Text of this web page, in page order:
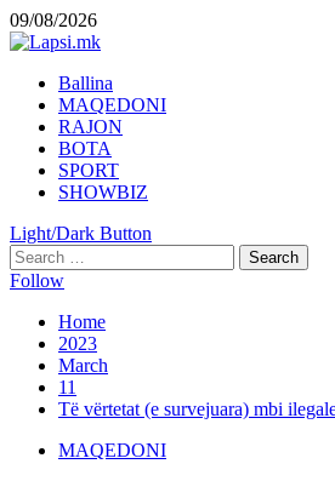
Skip
to
09/08/2026
Primary
Menu
Ballina
MAQEDONI
RAJON
BOTA
SPORT
SHOWBIZ
Light/Dark Button
Search
for:
Follow
Home
2023
March
11
Të vërtetat (e survejuara) mbi
MAQEDONI